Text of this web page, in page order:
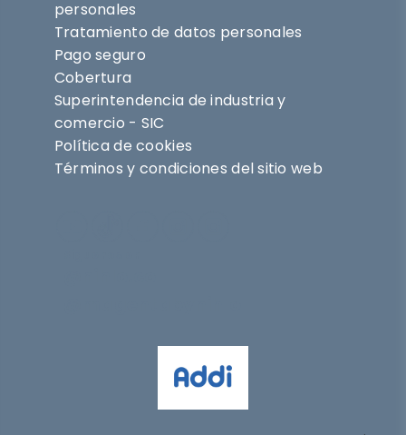
personales
Tratamiento de datos personales
Pago seguro
Cobertura
Superintendencia de industria y
comercio - SIC
Política de cookies
Términos y condiciones del sitio web